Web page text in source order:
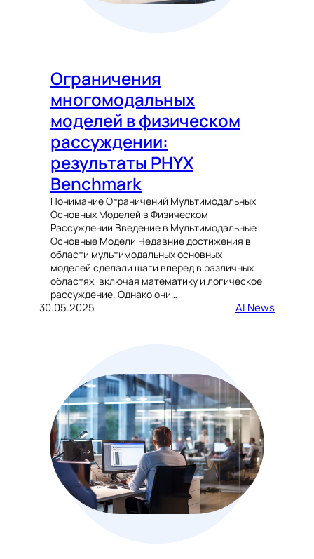
Ограничения
многомодальных
моделей в физическом
рассуждении:
результаты PHYX
Benchmark
Понимание Ограничений Мультимодальных
Основных Моделей в Физическом
Рассуждении Введение в Мультимодальные
Основные Модели Недавние достижения в
области мультимодальных основных
моделей сделали шаги вперед в различных
областях, включая математику и логическое
рассуждение. Однако они…
30.05.2025 AI News